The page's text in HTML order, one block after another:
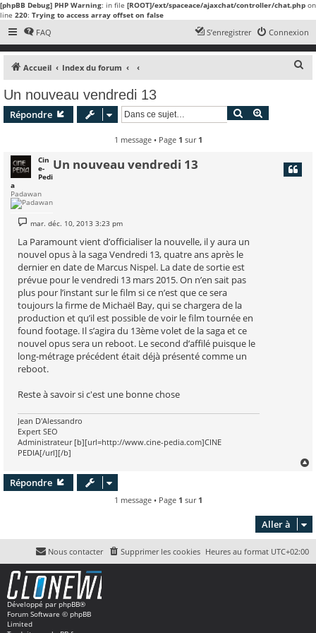
[phpBB Debug] PHP Warning: in file [ROOT]/ext/spaceace/ajaxchat/controller/chat.php on
line 220: Trying to access array offset on false
FAQ Connexion
S’enregistrer
Accueil Index du forum
Un nouveau vendredi 13
Répondre Rechercher
1 message • Page 1 sur 1
Cin
e-
Pedi
a
Padawan
Un nouveau vendredi 13
M
e
s
s
a
e
mar. déc. 10, 2013 3:23 pm
La Paramount vient d’officialiser la nouvelle, il y aura un
nouvel opus à la saga Vendredi 13, quatre ans après le
dernier en date de Marcus Nispel. La date de sortie est
prévue pour le vendredi 13 mars 2015. On n’en sait pas
plus pour l’instant sur le film si ce n’est que ce sera
toujours la firme de Michaël Bay, qui se chargera de la
production et qu’il est possible de voir le film tournée en
found footage. Il s’agira du 13ème volet de la saga et ce
nouvel opus sera un reboot. Le second d’affilé puisque le
long-métrage précédent était déjà présenté comme un
reboot.
Reste à savoir si c'est une bonne chose
Jean D'Alessandro
Expert SEO
Administrateur [b][url=http://www.cine-pedia.com]CINE
PEDIA[/url][/b]
Répondre
1 message • Page 1 sur 1
Aller à
Heures au format UTC+02:00
Supprimer les cookies
Nous contacter
Développé par phpBB®
Forum Software © phpBB
Limited